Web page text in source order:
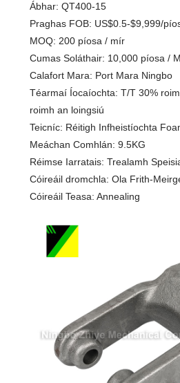
Ábhar: QT400-15
Praghas FOB: US$0.5-$9,999/
MOQ: 200 píosa / mír
Cumas Soláthair: 10,000 píosa /
Calafort Mara: Port Mara Ningbo
Téarmaí Íocaíochta: T/T 30%
roimh an loingsiú
Teicníc: Réitigh Infheistíochta
Meáchan Comhlán: 9.5KG
Réimse Iarratais: Trealamh
Cóireáil dromchla: Ola Frith-
Cóireáil Teasa: Annealing